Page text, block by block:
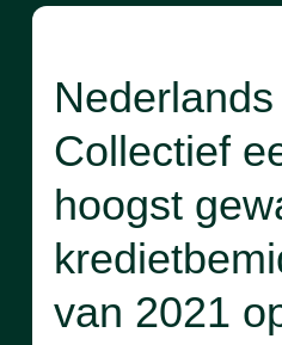
Collectief
hoogst
van 2021